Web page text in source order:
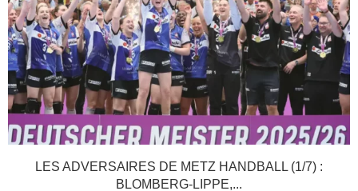
LES ADVERSAIRES DE METZ HANDBALL (1/7) :
BLOMBERG-LIPPE,...